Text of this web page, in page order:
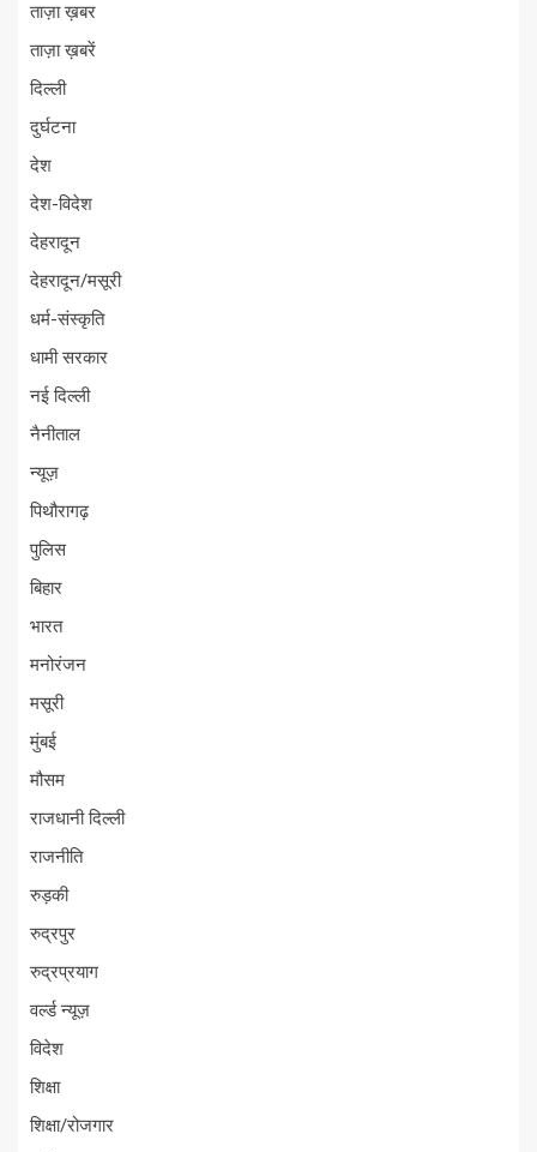
ताज़ा ख़बर
ताज़ा ख़बरें
दिल्ली
दुर्घटना
देश
देश-विदेश
देहरादून
देहरादून/मसूरी
धर्म-संस्कृति
धामी सरकार
नई दिल्ली
नैनीताल
न्यूज़
पिथौरागढ़
पुलिस
बिहार
भारत
मनोरंजन
मसूरी
मुंबई
मौसम
राजधानी दिल्ली
राजनीति
रुड़की
रुद्रपुर
रुद्रप्रयाग
वर्ल्ड न्यूज़
विदेश
शिक्षा
शिक्षा/रोजगार